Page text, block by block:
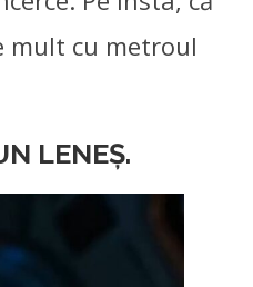
mult cu metroul
LENEȘ.